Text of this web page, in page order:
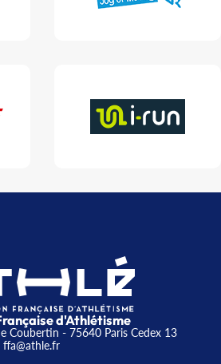
d'Athlétisme
Coubertin - 75640 Paris Cedex 13